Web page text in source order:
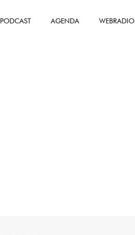
PODCAST AGENDA WEBRADIO